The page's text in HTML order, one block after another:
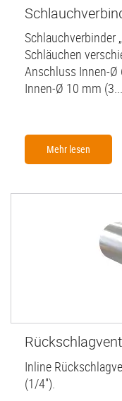
Schlauchverbinder
Schläuchen
Anschluss Innen-Ø
Innen-Ø 10 mm (3...
Mehr lesen
Inline
(1/4'').